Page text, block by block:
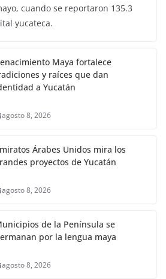
cuando se reportaron 135.3
yucateca.
Maya fortalece
y raíces que dan
a Yucatán
agosto 8, 2026
Árabes Unidos mira los
proyectos de Yucatán
agosto 8, 2026
de la Península se
por la lengua maya
agosto 8, 2026